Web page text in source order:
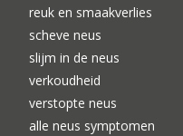
reuk en smaakverlies
scheve neus
slijm in de neus
verkoudheid
verstopte neus
alle neus symptomen